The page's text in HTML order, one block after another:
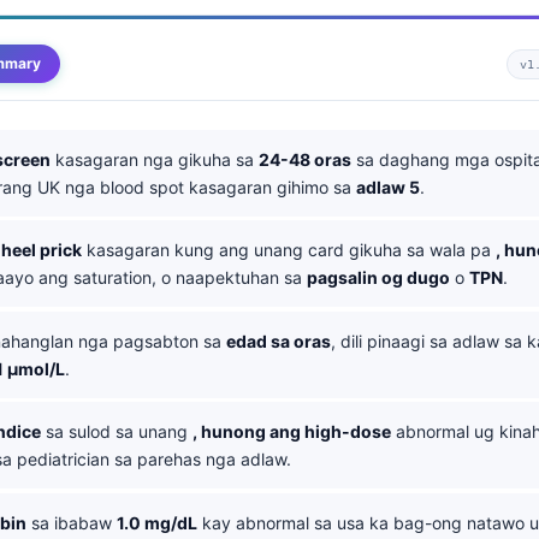
kasagaran nga gikuha sa 24-48 oras sa daghang mga
UK nga blood spot kasagaran gihimo sa adlaw 5.
prick kasagaran kung ang unang card gikuha sa wala pa ,
ang saturation, o naapektuhan sa pagsalin og dugo o TPN.
nga pagsabton sa edad sa oras, dili pinaagi sa adlaw sa
µmol/L.
sa sulod sa unang , hunong ang high-dose abnormal ug
pediatrician sa parehas nga adlaw.
sa ibabaw 1.0 mg/dL kay abnormal sa usa ka bag-ong natawo